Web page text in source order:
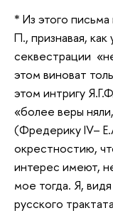
* Из этого
П., признавая,
секвестрации
этом виноват
этом интригу
«более веры
(Фредерику IV–
окрестностию,
интерес имеют,
мое тогда. Я,
русского